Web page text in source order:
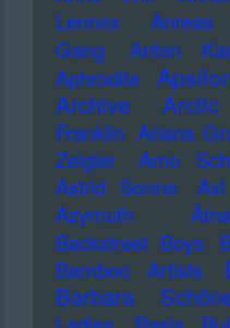
Lennox
Anreas
Gang
Anton
Aphrodite
Archive
Franklin Ariana
Zeigler
Arno
Astrid Sonne
Azymuth Ätna
Backstreet Boys
Bamboo Artists
Barbara